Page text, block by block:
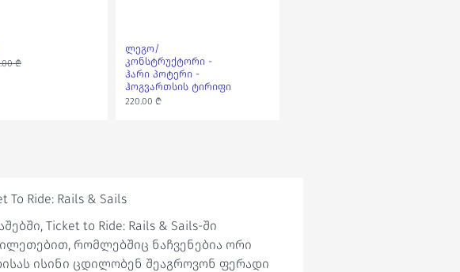
₾
ლეგო/
კონსტრუქტორი -
ჰარი პოტერი -
ჰოგვართსის ტირიფი
220.00 ₾
To Ride: Rails & Sails
Ticket to Ride: Rails & Sails-ში
რომლებშიც ნაჩვენებია ორი
ისინი ცდილობენ შეაგროვონ ფერადი